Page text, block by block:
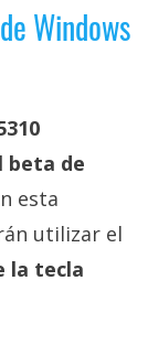
Windows
beta de
esta
utilizar el
la tecla